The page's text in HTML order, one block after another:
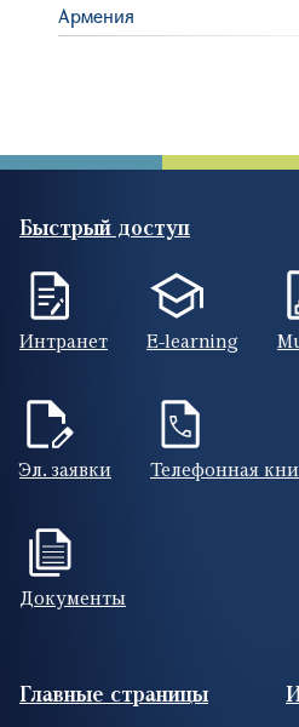
Армения
Быстрый доступ
Интранет E-learning
Эл. заявки Телефонная
Документы
Footer (RUS)
Главные страницы